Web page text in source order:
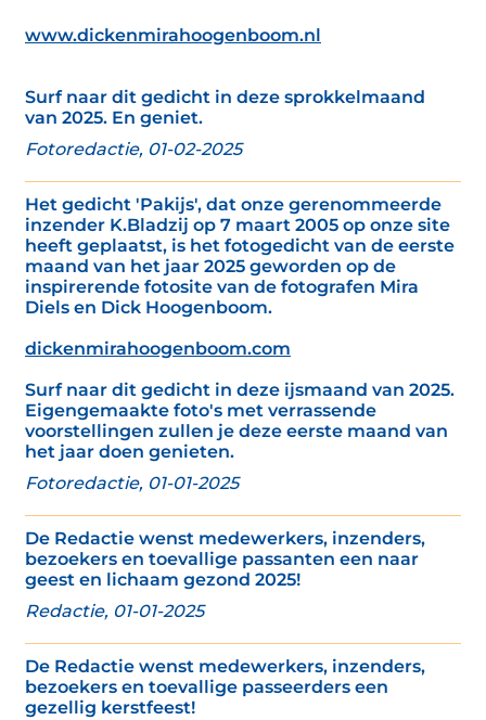
www.dickenmirahoogenboom.nl
Surf naar dit gedicht in deze sprokkelmaand
van 2025. En geniet.
Fotoredactie, 01-02-2025
Het gedicht 'Pakijs', dat onze gerenommeerde
inzender K.Bladzij op 7 maart 2005 op onze site
heeft geplaatst, is het fotogedicht van de eerste
maand van het jaar 2025 geworden op de
inspirerende fotosite van de fotografen Mira
Diels en Dick Hoogenboom.
dickenmirahoogenboom.com
Surf naar dit gedicht in deze ijsmaand van 2025.
Eigengemaakte foto's met verrassende
voorstellingen zullen je deze eerste maand van
het jaar doen genieten.
Fotoredactie, 01-01-2025
De Redactie wenst medewerkers, inzenders,
bezoekers en toevallige passanten een naar
geest en lichaam gezond 2025!
Redactie, 01-01-2025
De Redactie wenst medewerkers, inzenders,
bezoekers en toevallige passeerders een
gezellig kerstfeest!